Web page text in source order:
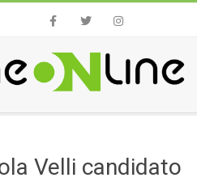
Velli candidato